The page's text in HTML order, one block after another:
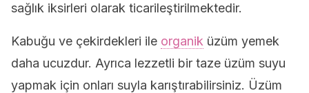
sağlık iksirleri olarak ticarileştirilmektedir.
Kabuğu ve çekirdekleri ile organik üzüm yemek
daha ucuzdur. Ayrıca lezzetli bir taze üzüm suyu
yapmak için onları suyla karıştırabilirsiniz. Üzüm